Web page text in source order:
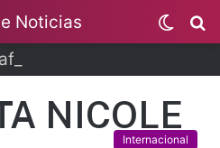
Switch
skin
NICOLE
Internacional